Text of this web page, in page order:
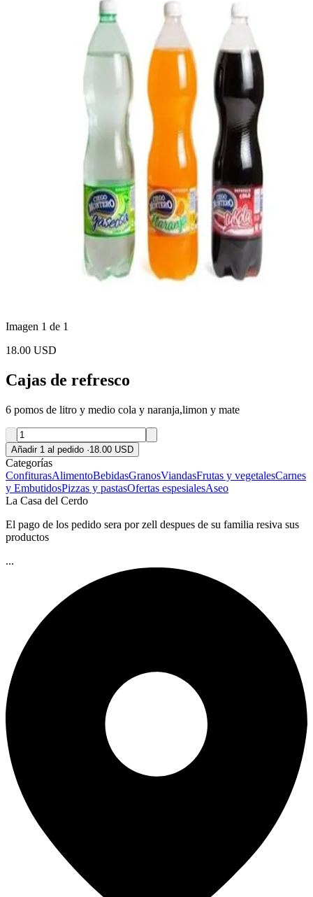
Imagen 1 de 1
18.00 USD
Cajas de refresco
6 pomos de litro y medio cola y naranja,limon y mate
Añadir 1 al pedido ·18.00 USD
Categorías
ConfiturasAlimentoBebidasGranosViandasFrutas y vegetalesCarnes
y EmbutidosPizzas y pastasOfertas espesialesAseo
La Casa del Cerdo
El pago de los pedido sera por zell despues de su familia resiva sus
productos
...